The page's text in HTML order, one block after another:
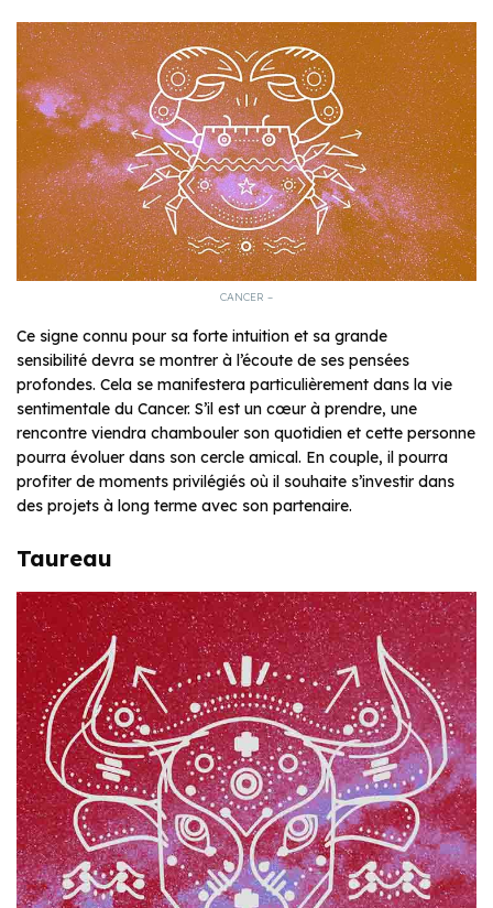
CANCER –
Ce signe connu pour sa forte intuition et sa grande
sensibilité devra se montrer à l’écoute de ses pensées
profondes. Cela se manifestera particulièrement dans la vie
sentimentale du Cancer. S’il est un cœur à prendre, une
rencontre viendra chambouler son quotidien et cette personne
pourra évoluer dans son cercle amical. En couple, il pourra
profiter de moments privilégiés où il souhaite s’investir dans
des projets à long terme avec son partenaire.
Taureau